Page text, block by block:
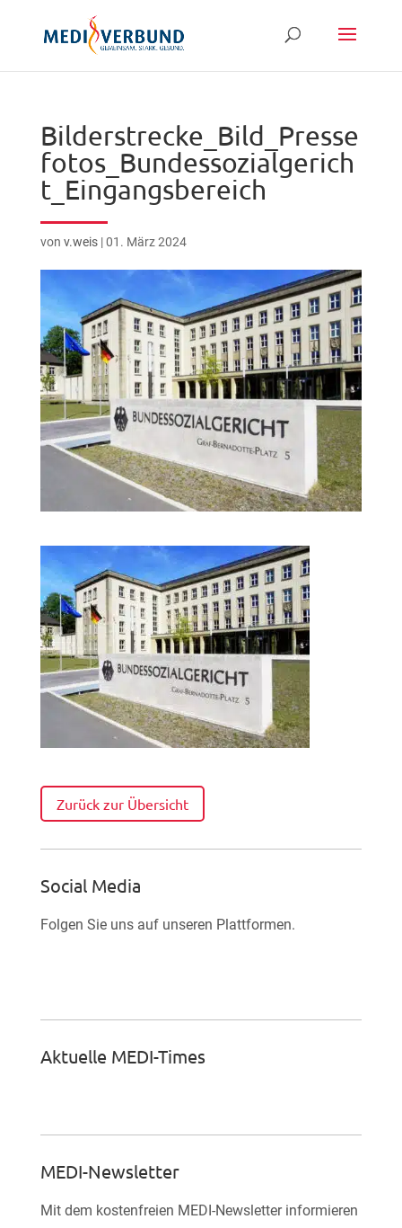
Bilderstrecke_Bild_Presse
fotos_Bundessozialgerich
t_Eingangsbereich
von v.weis|01. März 2024
Zurück zur Übersicht
Social Media
Folgen Sie uns auf unseren Plattformen.
Aktuelle MEDI-Times
MEDI-Newsletter
Mit dem kostenfreien MEDI-Newsletter informieren